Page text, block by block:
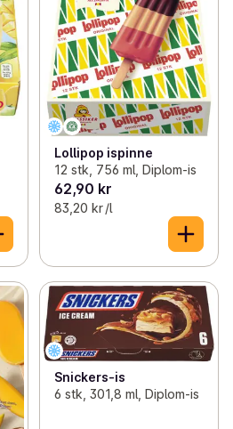
Lollipop ispinne
12 stk, 756 ml, Diplom-is
62,90 kr
83,20 kr /l
Snickers-is
6 stk, 301,8 ml, Diplom-is